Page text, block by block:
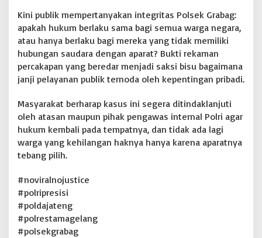
Kini publik mempertanyakan integritas Polsek Grabag:
apakah hukum berlaku sama bagi semua warga negara,
atau hanya berlaku bagi mereka yang tidak memiliki
hubungan saudara dengan aparat? Bukti rekaman
percakapan yang beredar menjadi saksi bisu bagaimana
janji pelayanan publik ternoda oleh kepentingan pribadi.
Masyarakat berharap kasus ini segera ditindaklanjuti
oleh atasan maupun pihak pengawas internal Polri agar
hukum kembali pada tempatnya, dan tidak ada lagi
warga yang kehilangan haknya hanya karena aparatnya
tebang pilih.
#noviralnojustice
#polripresisi
#poldajateng
#polrestamagelang
#polsekgrabag